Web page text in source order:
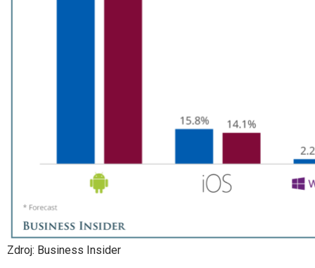
Zdroj: Business Insider